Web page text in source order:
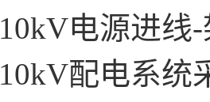
10kV电源进线
10kV配电系统